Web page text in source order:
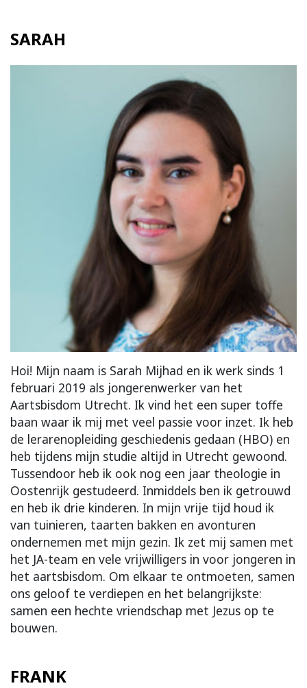
SARAH
Hoi! Mijn naam is Sarah Mijhad en ik werk sinds 1
februari 2019 als jongerenwerker van het
Aartsbisdom Utrecht. Ik vind het een super toffe
baan waar ik mij met veel passie voor inzet. Ik heb
de lerarenopleiding geschiedenis gedaan (HBO) en
heb tijdens mijn studie altijd in Utrecht gewoond.
Tussendoor heb ik ook nog een jaar theologie in
Oostenrijk gestudeerd. Inmiddels ben ik getrouwd
en heb ik drie kinderen. In mijn vrije tijd houd ik
van tuinieren, taarten bakken en avonturen
ondernemen met mijn gezin. Ik zet mij samen met
het JA-team en vele vrijwilligers in voor jongeren in
het aartsbisdom. Om elkaar te ontmoeten, samen
ons geloof te verdiepen en het belangrijkste:
samen een hechte vriendschap met Jezus op te
bouwen.
FRANK